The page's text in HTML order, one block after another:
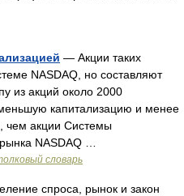
— Акции таких
NASDAQ, но составляют
из акций около 2000
капитализацию и менее
чем акции Системы
NASDAQ …
словарь
спроса, рынок и закон